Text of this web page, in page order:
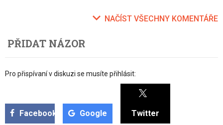
NAČÍST VŠECHNY KOMENTÁŘE
PŘIDAT NÁZOR
Pro přispívaní v diskuzi se musíte přihlásit:
Facebook Google Twitter